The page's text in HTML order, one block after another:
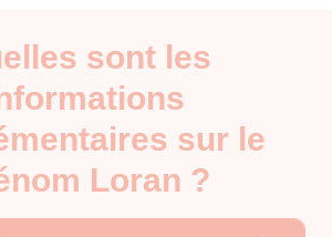
sont les
sur le
Loran ?